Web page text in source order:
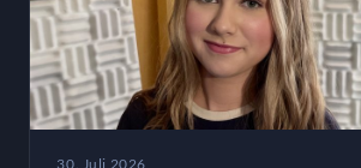
30. Juli 2026